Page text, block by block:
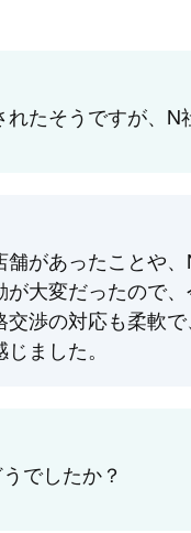
たそうですが、N
舗があったことや
が大変だったので
交渉の対応も柔軟
ました。
でしたか？